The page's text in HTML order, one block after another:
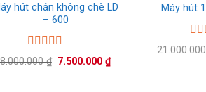
hút chân không chè LD
– 600
Được xếp
hạng5.005
8.000.000₫ Giá
7.500.000₫Giá
hiện
Máy hút